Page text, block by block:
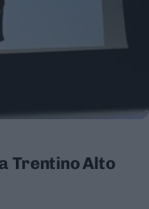
Trentino Alto